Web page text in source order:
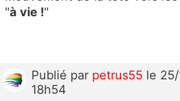
"à vie !"
Publié par petrus55 le
18h54